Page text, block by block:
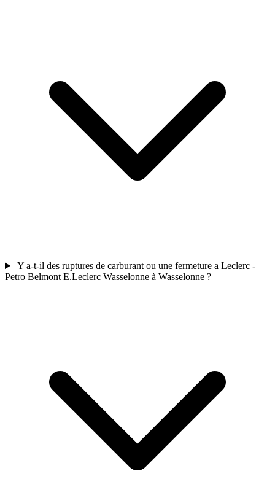
Y a-t-il des ruptures de carburant ou une fermeture a Leclerc -
Petro Belmont E.Leclerc Wasselonne à Wasselonne ?